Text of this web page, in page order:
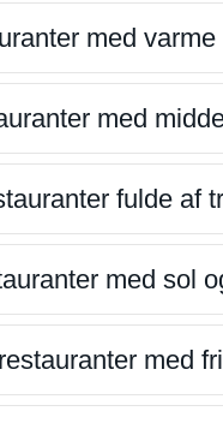
med
med
fulde af
med sol
med